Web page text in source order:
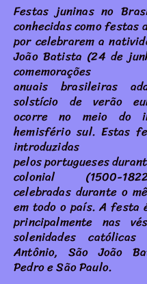
Festas juninas no
conhecidas como festas
por celebrarem a
João Batista (24 de
comemorações
anuaisbrasileiras
solstício de verão
ocorre no meio do
hemisfério sul. Estas
introduzidas
pelosportugueses
colonial (1500-
celebradas durante o
em todo o país. A festa
principalmente nas
solenidadescatólicas
Antônio, São João
PedroeSão Paulo.